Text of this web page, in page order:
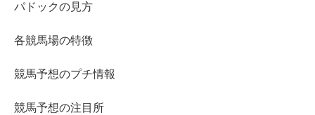
パドックの見方
各競馬場の特徴
競馬予想のプチ情報
競馬予想の注目所